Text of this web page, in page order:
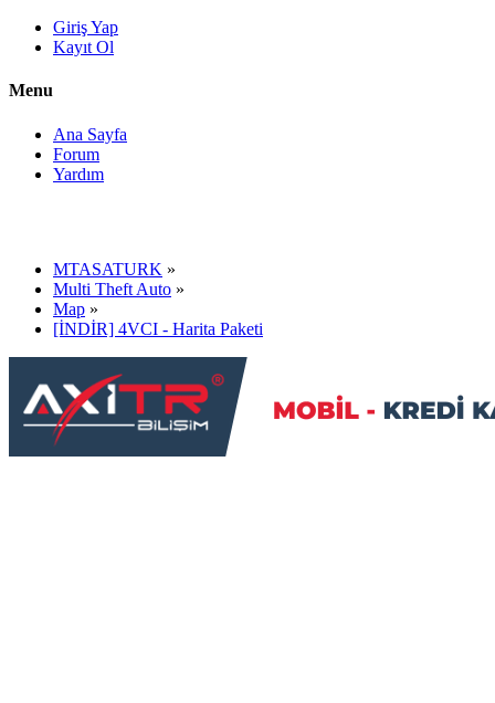
Giriş Yap
Kayıt Ol
Menu
Ana Sayfa
Forum
Yardım
MTASATURK »
Multi Theft Auto »
Map »
[İNDİR] 4VCI - Harita Paketi